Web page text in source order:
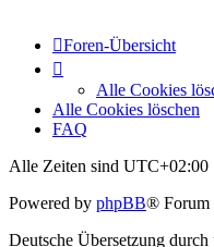
Foren-Übersicht
Alle Cookies
Alle Cookies löschen
FAQ
Alle Zeiten sind UTC+02:00
Powered by phpBB® Forum
Deutsche Übersetzung durch